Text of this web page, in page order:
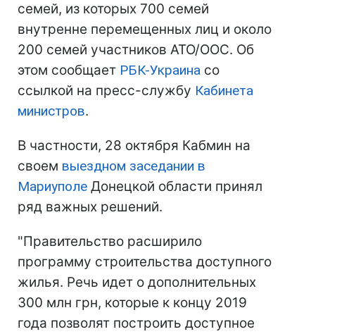
семей, из которых 700 семей
внутренне перемещенных лиц и около
200 семей участников АТО/ООС. Об
этом сообщает РБК-Украина со
ссылкой на пресс-службу Кабинета
министров.
В частности, 28 октября Кабмин на
своем выездном заседании в
Мариуполе Донецкой области принял
ряд важных решений.
"Правительство расширило
программу строительства доступного
жилья. Речь идет о дополнительных
300 млн грн, которые к концу 2019
года позволят построить доступное